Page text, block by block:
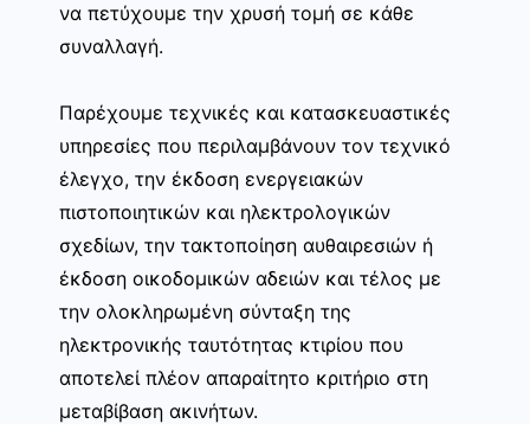
να πετύχουμε την χρυσή τομή σε κάθε
συναλλαγή.
Παρέχουμε τεχνικές και κατασκευαστικές
υπηρεσίες που περιλαμβάνουν τον τεχνικό
έλεγχο, την έκδοση ενεργειακών
πιστοποιητικών και ηλεκτρολογικών
σχεδίων, την τακτοποίηση αυθαιρεσιών ή
έκδοση οικοδομικών αδειών και τέλος με
την ολοκληρωμένη σύνταξη της
ηλεκτρονικής ταυτότητας κτιρίου που
αποτελεί πλέον απαραίτητο κριτήριο στη
μεταβίβαση ακινήτων.